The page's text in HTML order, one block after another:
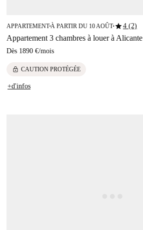
APPARTEMENT■À PARTIR DU 10 AOÛT■star4 (2)
Appartement 3 chambres à louer à Alicante
Dès 1890 €/mois
lock CAUTION PROTÉGÉE
+d'infos